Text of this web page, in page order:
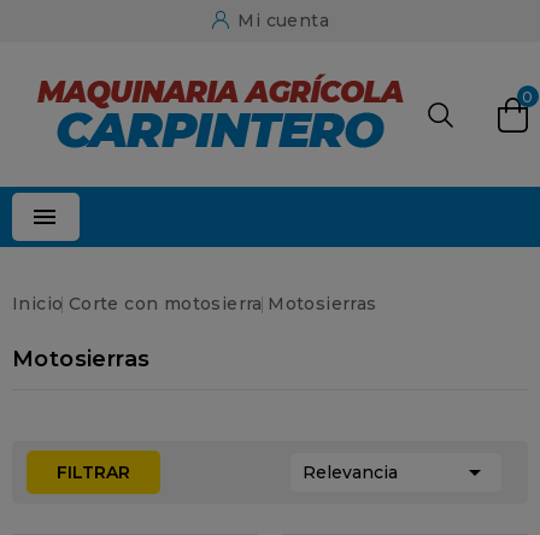
Mi cuenta
0

Inicio Corte con motosierra Motosierras
Motosierras
FILTRAR Relevancia 